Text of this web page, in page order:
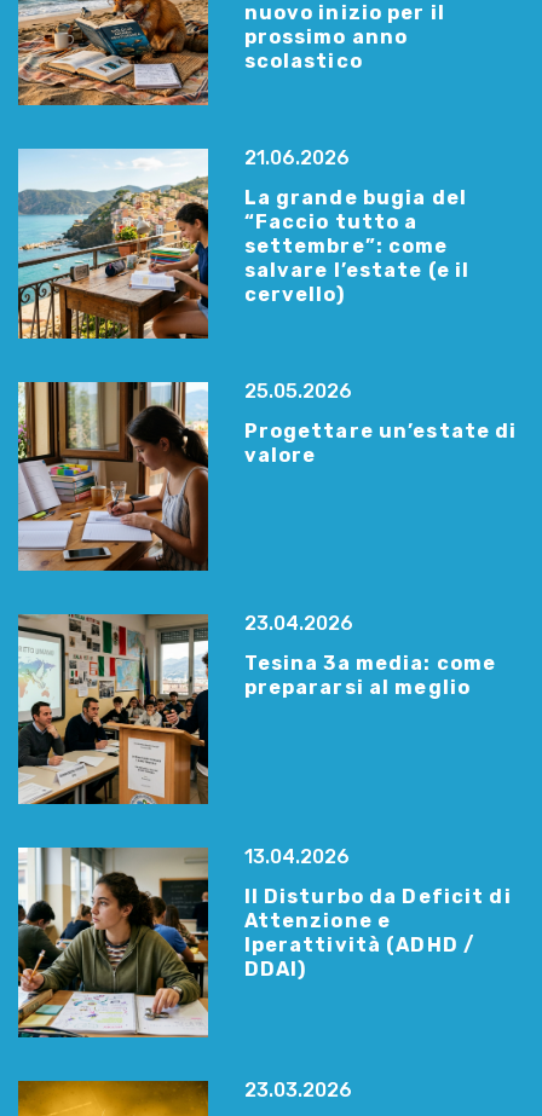
nuovo inizio per il
prossimo anno
scolastico
21.06.2026
La grande bugia del
“Faccio tutto a
settembre”: come
salvare l’estate (e il
cervello)
25.05.2026
Progettare un’estate di
valore
23.04.2026
Tesina 3a media: come
prepararsi al meglio
13.04.2026
Il Disturbo da Deficit di
Attenzione e
Iperattività (ADHD /
DDAI)
23.03.2026